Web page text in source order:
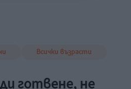
Всички възрасти
готвене, не